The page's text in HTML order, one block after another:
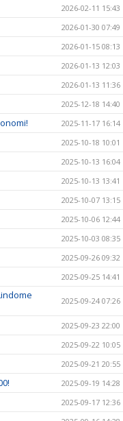
2026-02-11 15:43
2026-01-30 07:49
2026-01-15 08:13
2026-01-13 12:03
2026-01-13 11:36
2025-12-18 14:40
2025-11-17 16:14
2025-10-18 10:01
2025-10-13 16:04
2025-10-13 13:41
2025-10-07 13:15
2025-10-06 12:44
2025-10-03 08:35
2025-09-26 09:32
2025-09-25 14:41
2025-09-24 07:26
2025-09-23 22:00
2025-09-22 10:05
2025-09-21 20:55
2025-09-19 14:28
2025-09-17 12:36